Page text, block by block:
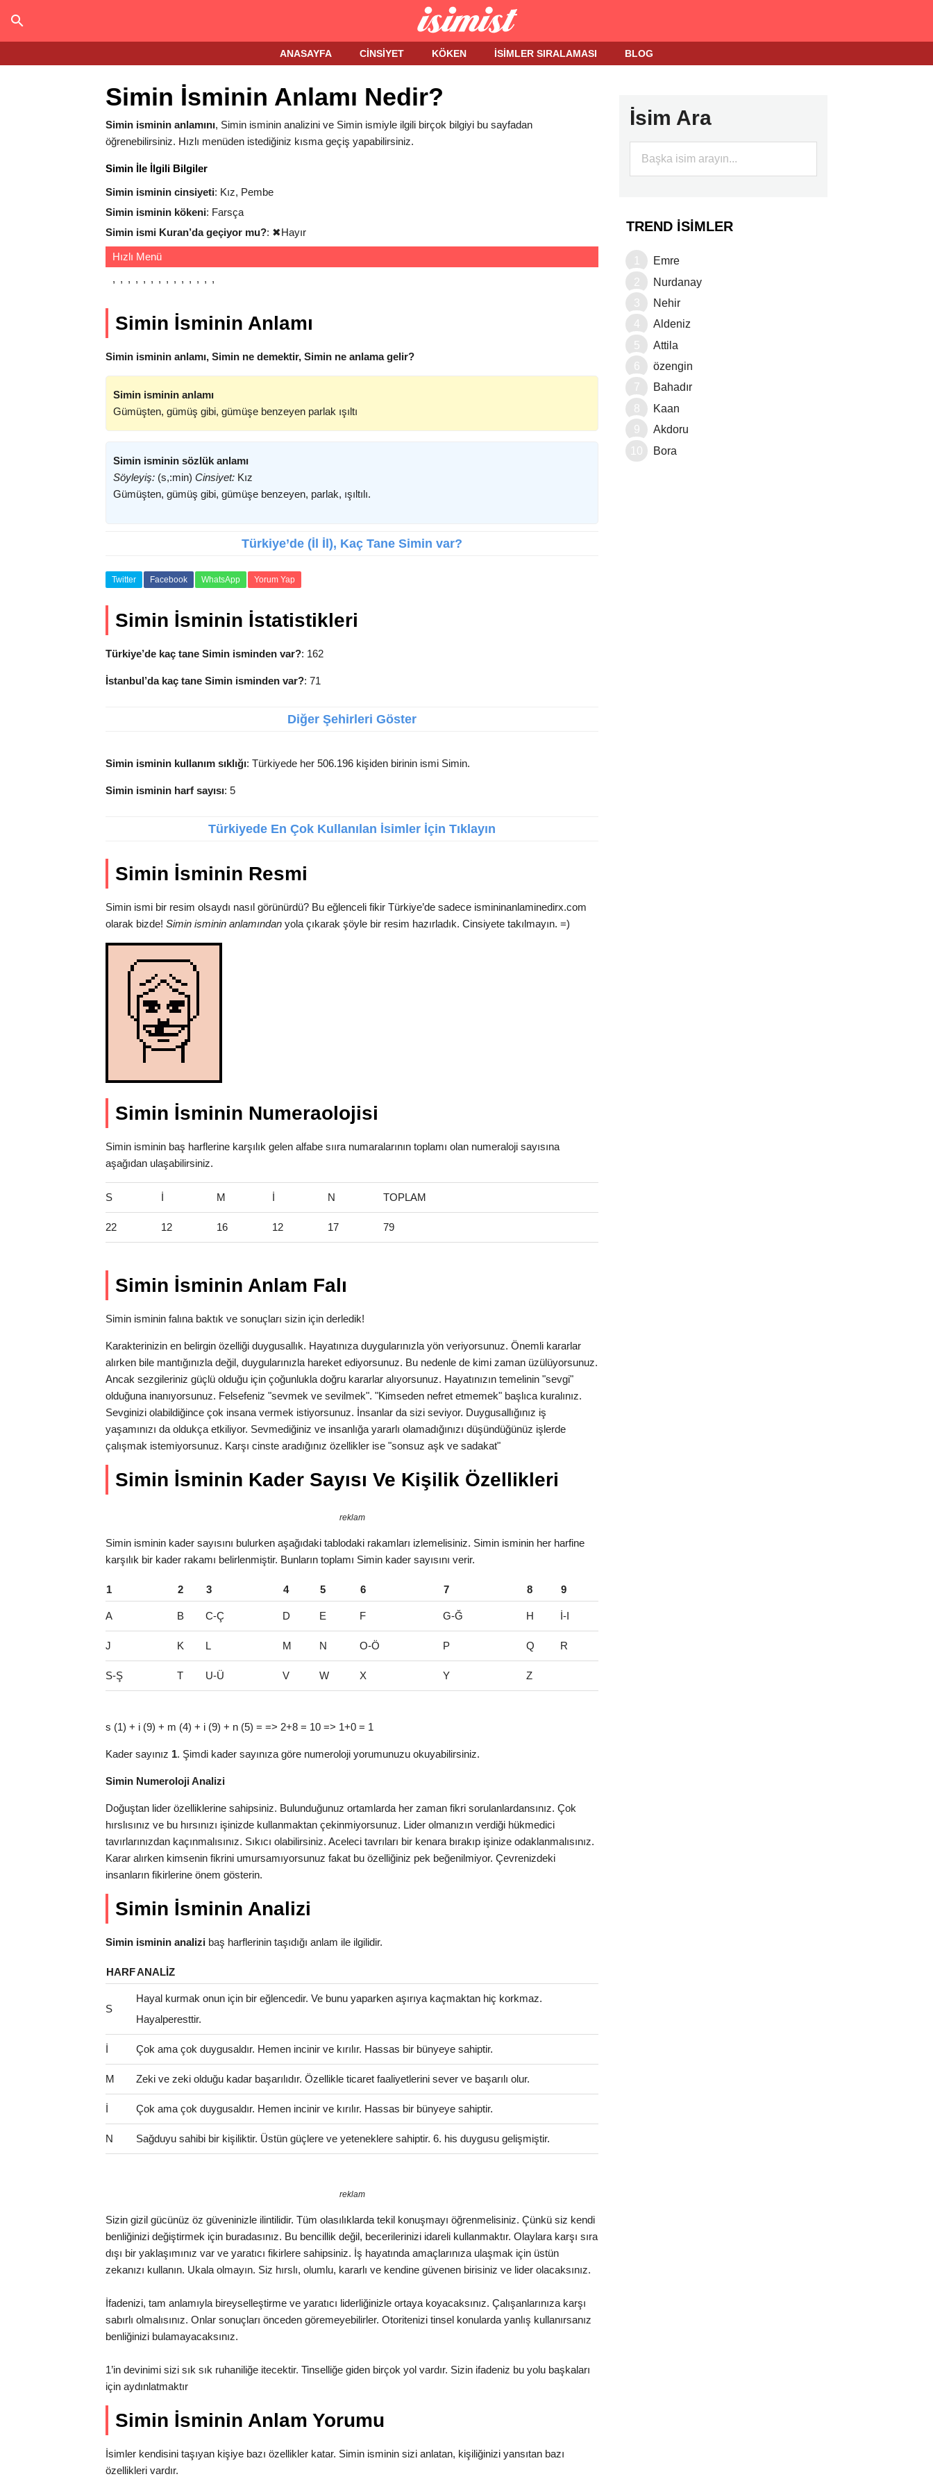
ANASAYFA CINSIYET KÖKEN İSIMLER SIRALAMASI BLOG
Simin İsminin Anlamı Nedir?
Simin isminin anlamını, Simin isminin analizini ve Simin ismiyle ilgili birçok bilgiyi bu sayfadan
öğrenebilirsiniz. Hızlı menüden istediğiniz kısma geçiş yapabilirsiniz.
Simin İle İlgili Bilgiler
Simin isminin cinsiyeti: Kız, Pembe
Simin isminin kökeni: Farsça
Simin ismi Kuran’da geçiyor mu?: ✖Hayır
Hızlı Menü
Simin İsminin Anlamı
Simin isminin anlamı, Simin ne demektir, Simin ne anlama gelir?
Simin isminin anlamı
Gümüşten, gümüş gibi, gümüşe benzeyen parlak ışıltı
Simin isminin sözlük anlamı
Söyleyiş: (s,:min) Cinsiyet: Kız
Gümüşten, gümüş gibi, gümüşe benzeyen, parlak, ışıltılı.
Türkiye’de (İl İl), Kaç Tane Simin var?
Twitter Facebook WhatsApp Yorum Yap
Simin İsminin İstatistikleri
Türkiye’de kaç tane Simin isminden var?: 162
İstanbul’da kaç tane Simin isminden var?: 71
Diğer Şehirleri Göster
Simin isminin kullanım sıklığı: Türkiyede her 506.196 kişiden birinin ismi Simin.
Simin isminin harf sayısı: 5
Türkiyede En Çok Kullanılan İsimler İçin Tıklayın
Simin İsminin Resmi
Simin ismi bir resim olsaydı nasıl görünürdü? Bu eğlenceli fikir Türkiye’de sadece ismininanlaminedirx.com
olarak bizde! Simin isminin anlamından yola çıkarak şöyle bir resim hazırladık. Cinsiyete takılmayın. =)
Simin İsminin Numeraolojisi
Simin isminin baş harflerine karşılık gelen alfabe sııra numaralarının toplamı olan numeraloji sayısına
aşağıdan ulaşabilirsiniz.
S İ M İ N TOPLAM
22 12 16 12 17 79
Simin İsminin Anlam Falı
Simin isminin falına baktık ve sonuçları sizin için derledik!
Karakterinizin en belirgin özelliği duygusallık. Hayatınıza duygularınızla yön veriyorsunuz. Önemli kararlar
alırken bile mantığınızla değil, duygularınızla hareket ediyorsunuz. Bu nedenle de kimi zaman üzülüyorsunuz.
Ancak sezgileriniz güçlü olduğu için çoğunlukla doğru kararlar alıyorsunuz. Hayatınızın temelinin "sevgi"
olduğuna inanıyorsunuz. Felsefeniz "sevmek ve sevilmek". "Kimseden nefret etmemek" başlıca kuralınız.
Sevginizi olabildiğince çok insana vermek istiyorsunuz. İnsanlar da sizi seviyor. Duygusallığınız iş
yaşamınızı da oldukça etkiliyor. Sevmediğiniz ve insanlığa yararlı olamadığınızı düşündüğünüz işlerde
çalışmak istemiyorsunuz. Karşı cinste aradığınız özellikler ise "sonsuz aşk ve sadakat"
Simin İsminin Kader Sayısı Ve Kişilik Özellikleri
reklam
Simin isminin kader sayısını bulurken aşağıdaki tablodaki rakamları izlemelisiniz. Simin isminin her harfine
karşılık bir kader rakamı belirlenmiştir. Bunların toplamı Simin kader sayısını verir.
1 2 3 4 5 6 7 8 9
A B C-Ç D E F G-Ğ H İ-I
J K L M N O-Ö P Q R
S-Ş T U-Ü V W X Y Z
s (1) + i (9) + m (4) + i (9) + n (5) = => 2+8 = 10 => 1+0 = 1
Kader sayınız 1. Şimdi kader sayınıza göre numeroloji yorumunuzu okuyabilirsiniz.
Simin Numeroloji Analizi
Doğuştan lider özelliklerine sahipsiniz. Bulunduğunuz ortamlarda her zaman fikri sorulanlardansınız. Çok
hırslısınız ve bu hırsınızı işinizde kullanmaktan çekinmiyorsunuz. Lider olmanızın verdiği hükmedici
tavırlarınızdan kaçınmalısınız. Sıkıcı olabilirsiniz. Aceleci tavrıları bir kenara bırakıp işinize odaklanmalısınız.
Karar alırken kimsenin fikrini umursamıyorsunuz fakat bu özelliğiniz pek beğenilmiyor. Çevrenizdeki
insanların fikirlerine önem gösterin.
Simin İsminin Analizi
Simin isminin analizi baş harflerinin taşıdığı anlam ile ilgilidir.
HARFANALIZ
S
Hayal kurmak onun için bir eğlencedir. Ve bunu yaparken aşırıya kaçmaktan hiç korkmaz.
Hayalperesttir.
İ Çok ama çok duygusaldır. Hemen incinir ve kırılır. Hassas bir bünyeye sahiptir.
M Zeki ve zeki olduğu kadar başarılıdır. Özellikle ticaret faaliyetlerini sever ve başarılı olur.
İ Çok ama çok duygusaldır. Hemen incinir ve kırılır. Hassas bir bünyeye sahiptir.
N Sağduyu sahibi bir kişiliktir. Üstün güçlere ve yeteneklere sahiptir. 6. his duygusu gelişmiştir.
reklam
Sizin gizil gücünüz öz güveninizle ilintilidir. Tüm olasılıklarda tekil konuşmayı öğrenmelisiniz. Çünkü siz kendi
benliğinizi değiştirmek için buradasınız. Bu bencillik değil, becerilerinizi idareli kullanmaktır. Olaylara karşı sıra
dışı bir yaklaşımınız var ve yaratıcı fikirlere sahipsiniz. İş hayatında amaçlarınıza ulaşmak için üstün
zekanızı kullanın. Ukala olmayın. Siz hırslı, olumlu, kararlı ve kendine güvenen birisiniz ve lider olacaksınız.
İfadenizi, tam anlamıyla bireyselleştirme ve yaratıcı liderliğinizle ortaya koyacaksınız. Çalışanlarınıza karşı
sabırlı olmalısınız. Onlar sonuçları önceden göremeyebilirler. Otoritenizi tinsel konularda yanlış kullanırsanız
benliğinizi bulamayacaksınız.
1’in devinimi sizi sık sık ruhaniliğe itecektir. Tinselliğe giden birçok yol vardır. Sizin ifadeniz bu yolu başkaları
için aydınlatmaktır
Simin İsminin Anlam Yorumu
İsimler kendisini taşıyan kişiye bazı özellikler katar. Simin isminin sizi anlatan, kişiliğinizi yansıtan bazı
özellikleri vardır.
İsim Ara
TREND İSIMLER
Emre
Nurdanay
Nehir
Aldeniz
Attila
özengin
Bahadır
Kaan
Akdoru
Bora